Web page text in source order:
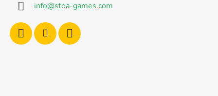
info@stoa-games.com